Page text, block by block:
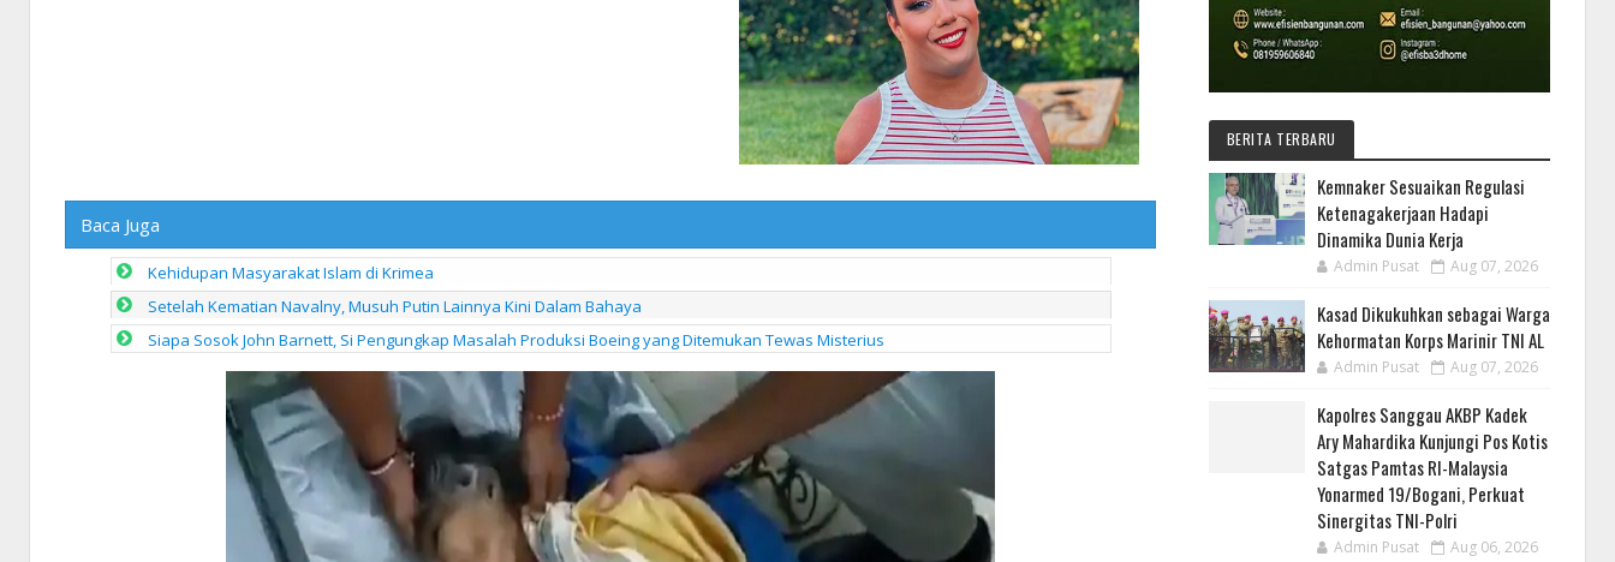
Baca Juga
Kehidupan Masyarakat Islam di Krimea
Setelah Kematian Navalny, Musuh Putin Lainnya Kini Dalam Bahaya
Siapa Sosok John Barnett, Si Pengungkap Masalah Produksi Boeing yang Ditemukan Tewas Misterius
BERITA TERBARU
Kemnaker Sesuaikan Regulasi
Ketenagakerjaan Hadapi
Dinamika Dunia Kerja
Admin Pusat Aug 07, 2026
Kasad Dikukuhkan sebagai Warga
Kehormatan Korps Marinir TNI AL
Admin Pusat Aug 07, 2026
Kapolres Sanggau AKBP Kadek
Ary Mahardika Kunjungi Pos Kotis
Satgas Pamtas RI-Malaysia
Yonarmed 19/Bogani, Perkuat
Sinergitas TNI-Polri
Admin Pusat Aug 06, 2026